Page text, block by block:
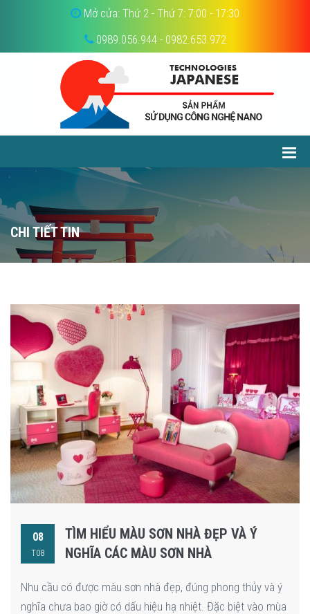
Mở cửa: Thứ 2 - Thứ 7: 7:00 - 17:30
0989.056.944 - 0982.653.972
CHI TIẾT TIN
08
T08
TÌM HIỂU MÀU SƠN NHÀ ĐẸP VÀ Ý
NGHĨA CÁC MÀU SƠN NHÀ
Nhu cầu có được màu sơn nhà đẹp, đúng phong thủy và ý
nghĩa chưa bao giờ có dấu hiệu hạ nhiệt. Đặc biệt vào mùa